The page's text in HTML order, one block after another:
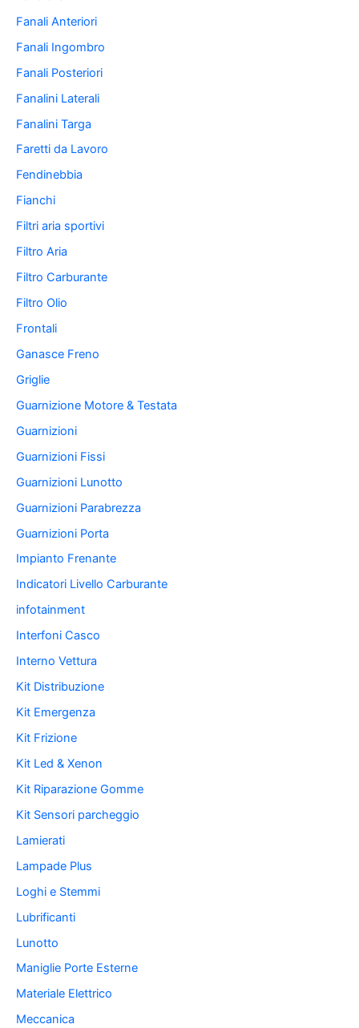
Fanali Anteriori
Fanali Ingombro
Fanali Posteriori
Fanalini Laterali
Fanalini Targa
Faretti da Lavoro
Fendinebbia
Fianchi
Filtri aria sportivi
Filtro Aria
Filtro Carburante
Filtro Olio
Frontali
Ganasce Freno
Griglie
Guarnizione Motore & Testata
Guarnizioni
Guarnizioni Fissi
Guarnizioni Lunotto
Guarnizioni Parabrezza
Guarnizioni Porta
Impianto Frenante
Indicatori Livello Carburante
infotainment
Interfoni Casco
Interno Vettura
Kit Distribuzione
Kit Emergenza
Kit Frizione
Kit Led & Xenon
Kit Riparazione Gomme
Kit Sensori parcheggio
Lamierati
Lampade Plus
Loghi e Stemmi
Lubrificanti
Lunotto
Maniglie Porte Esterne
Materiale Elettrico
Meccanica